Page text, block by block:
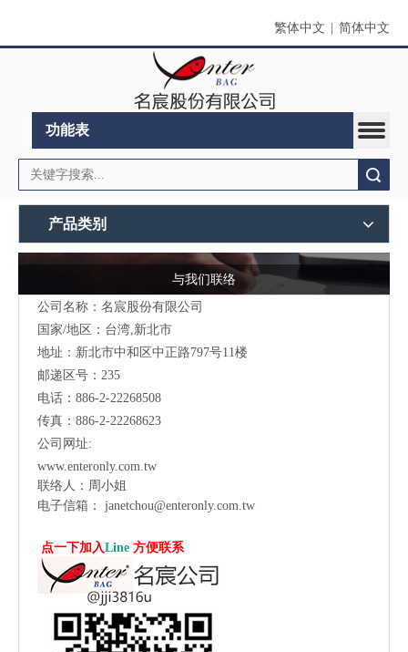
繁体中文 简体中文
功能表
产品类别
与我们联络
公司名称：名宸股份有限公司
国家/地区：台湾,新北市
地址：新北市中和区中正路797号11楼
邮递区号：235
电话：886-2-22268508
传真：886-2-22268623
公司网址:
www.enteronly.com.tw
联络人：周小姐
电子信箱： janetchou@enteronly.com.tw
点一下加入Line 方便联系